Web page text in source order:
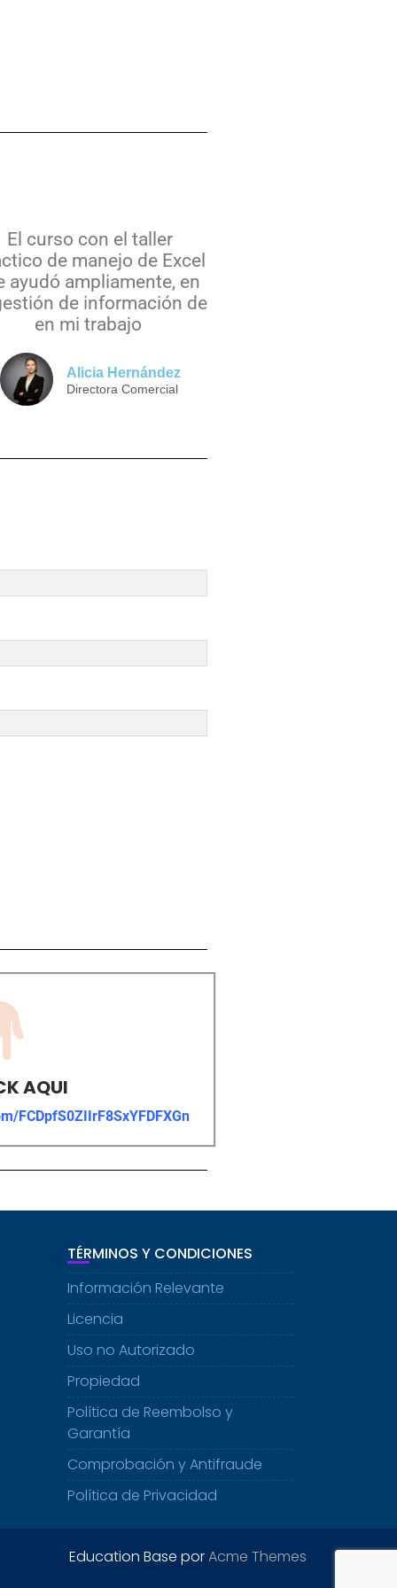
El curso con el taller
de manejo de Excel
ayudó ampliamente, en
de información de
en mi trabajo
Alicia Hernández
Directora Comercial
AQUI
FCDpfS0ZIIrF8SxYFDFXGn
TÉRMINOS Y CONDICIONES
Información Relevante
Licencia
Uso no Autorizado
Propiedad
Política de Reembolso y
Garantía
Comprobación y Antifraude
Política de Privacidad
Education Base porAcme Themes